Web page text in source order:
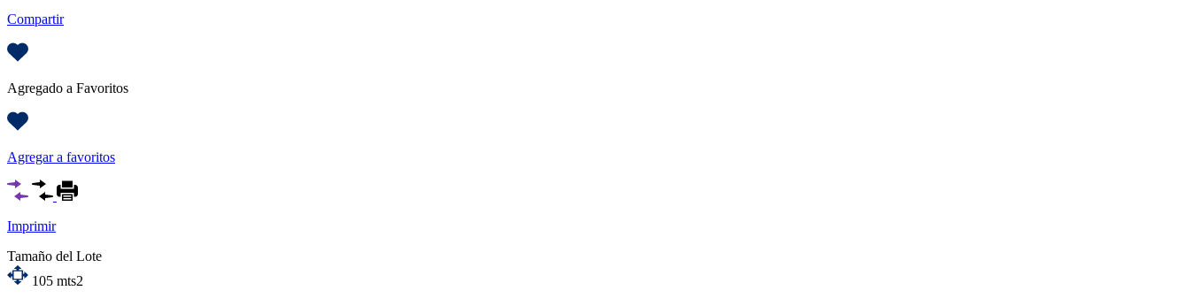
Compartir
Agregado a Favoritos
Agregar a favoritos
Imprimir
Tamaño del Lote
105 mts2